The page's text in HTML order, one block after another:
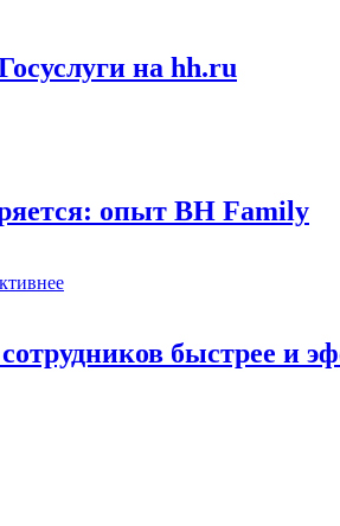
на hh.ru
опыт BH Family
быстрее и